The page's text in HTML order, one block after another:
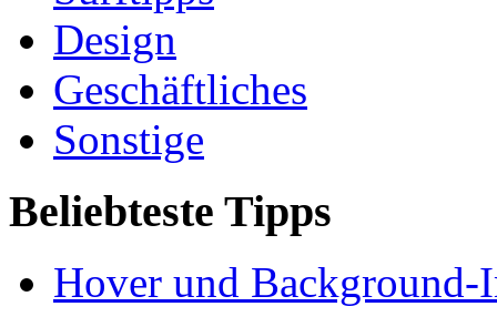
Design
Geschäftliches
Sonstige
Beliebteste Tipps
Hover und Background-